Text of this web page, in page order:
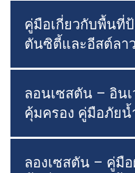
คู่มือเกี่ยวกับพื้นที่
ตันซิตี้และอีสต์ลา
ลอนเซสตัน – อิน
คุ้มครอง คู่มือภัยน้
ลองเซสตัน – คู่มื